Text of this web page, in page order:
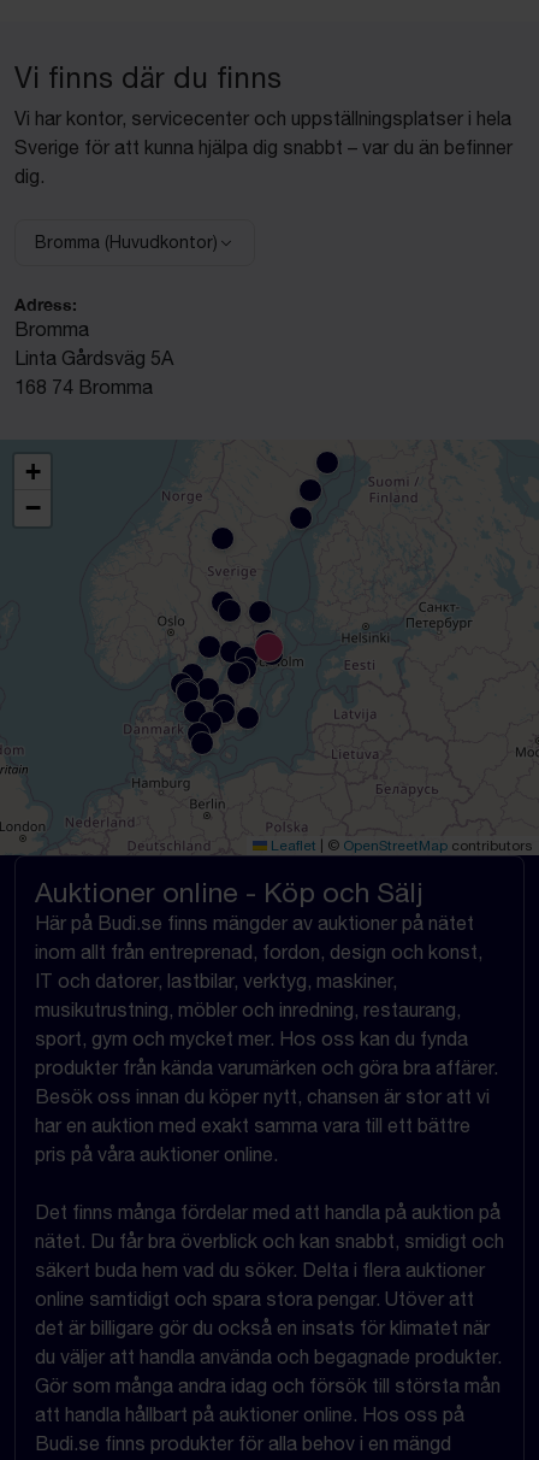
Vi finns där du finns
Vi har kontor, servicecenter och uppställningsplatser i hela
Sverige för att kunna hjälpa dig snabbt – var du än befinner
dig.
Välj anläggning:
Bromma (Huvudkontor)
Adress:
Bromma
Linta Gårdsväg 5A
168 74 Bromma
+
−
Leaflet © OpenStreetMap contributors
Auktioner online - Köp och Sälj
Här på Budi.se finns mängder av auktioner på nätet
inom allt från entreprenad, fordon, design och konst,
IT och datorer, lastbilar, verktyg, maskiner,
musikutrustning, möbler och inredning, restaurang,
sport, gym och mycket mer. Hos oss kan du fynda
produkter från kända varumärken och göra bra affärer.
Besök oss innan du köper nytt, chansen är stor att vi
har en auktion med exakt samma vara till ett bättre
pris på våra auktioner online.
Det finns många fördelar med att handla på auktion på
nätet. Du får bra överblick och kan snabbt, smidigt och
säkert buda hem vad du söker. Delta i flera auktioner
online samtidigt och spara stora pengar. Utöver att
det är billigare gör du också en insats för klimatet när
du väljer att handla använda och begagnade produkter.
Gör som många andra idag och försök till största mån
att handla hållbart på auktioner online. Hos oss på
Budi.se finns produkter för alla behov i en mängd